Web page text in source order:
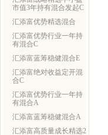
市值3年持有混合发起C
汇添富优势精选混合
汇添富优势行业一年持
有混合C
汇添富蓝筹稳健混合E
汇添富绝对收益定开混
合C
汇添富优势行业一年持
有混合A
汇添富蓝筹稳健混合A
汇添富高质量成长精选2